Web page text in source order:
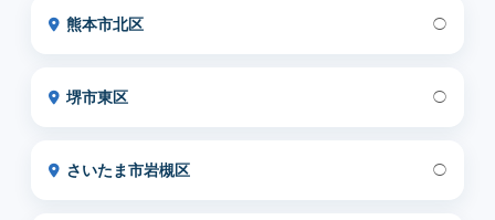
熊本市北区 ◯
堺市東区 ◯
さいたま市岩槻区 ◯